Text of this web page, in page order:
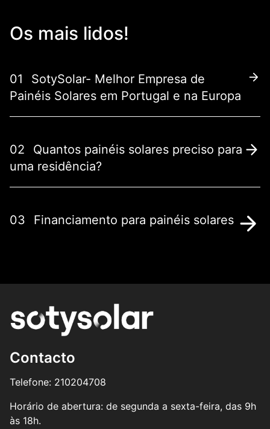
Os mais lidos!
01
SotySolar- Melhor Empresa de
Painéis Solares em Portugal e na Europa
02
Quantos painéis solares preciso para
uma residência?
03 Financiamento para painéis solares
Contacto
Telefone: 210204708
Horário de abertura: de segunda a sexta-feira, das 9h
às 18h.